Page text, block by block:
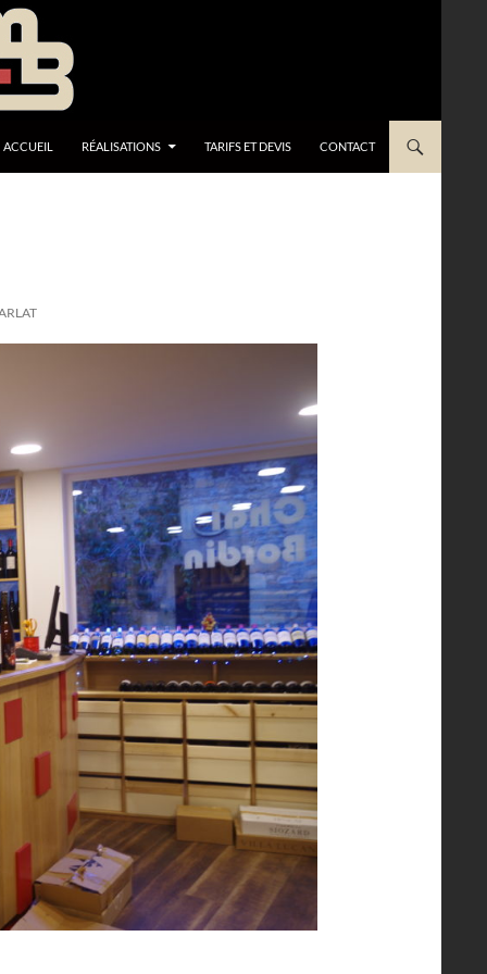
ACCUEIL RÉALISATIONS TARIFS ET DEVIS CONTACT